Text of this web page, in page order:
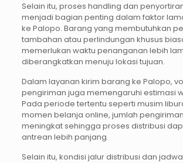
Selain itu, proses handling dan
menjadi bagian penting dalam faktor
ke Palopo. Barang yang membutuhkan
tambahan atau perlindungan khusus
memerlukan waktu penanganan lebih
diberangkatkan menuju lokasi tujuan.
Dalam layanan kirim barang ke Palopo,
pengiriman juga memengaruhi estimasi
Pada periode tertentu seperti musim
momen belanja online, jumlah
meningkat sehingga proses distribusi
antrean lebih panjang.
Selain itu, kondisi jalur distribusi dan